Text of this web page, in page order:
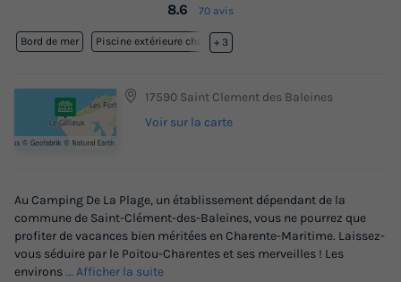
8.6 70 avis
Bord de mer Piscine extérieure chauffée
+ 3
17590 Saint Clement des Baleines
Voir sur la carte
Au Camping De La Plage, un établissement dépendant de la
commune de Saint-Clément-des-Baleines, vous ne pourrez que
profiter de vacances bien méritées en Charente-Maritime. Laissez-
vous séduire par le Poitou-Charentes et ses merveilles ! Les
environs... Afficher la suite